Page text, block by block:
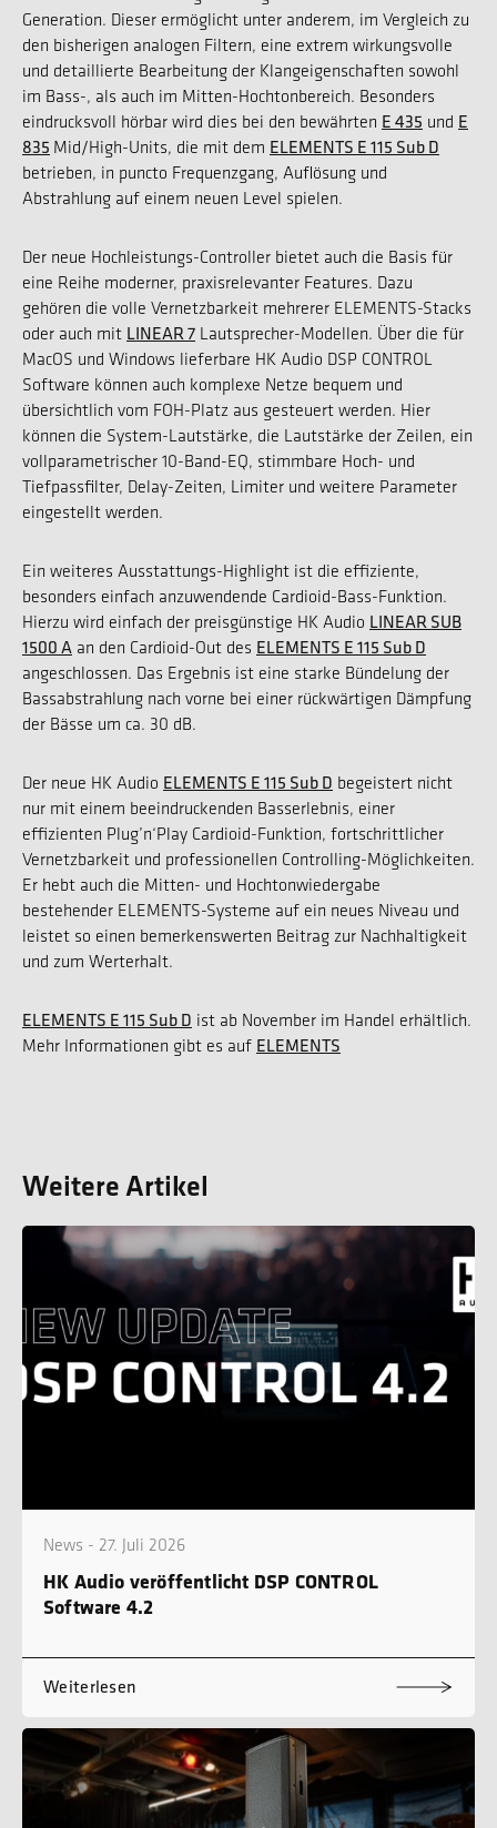
Generation. Dieser ermöglicht unter anderem, im Vergleich zu
den bisherigen analogen Filtern, eine extrem wirkungsvolle
und detaillierte Bearbeitung der Klangeigenschaften sowohl
im Bass-, als auch im Mitten-Hochtonbereich. Besonders
eindrucksvoll hörbar wird dies bei den bewährten E 435 und E
835 Mid/High-Units, die mit dem ELEMENTS E 115 Sub D
betrieben, in puncto Frequenzgang, Auflösung und
Abstrahlung auf einem neuen Level spielen.
Der neue Hochleistungs-Controller bietet auch die Basis für
eine Reihe moderner, praxisrelevanter Features. Dazu
gehören die volle Vernetzbarkeit mehrerer ELEMENTS-Stacks
oder auch mit LINEAR 7 Lautsprecher-Modellen. Über die für
MacOS und Windows lieferbare HK Audio DSP CONTROL
Software können auch komplexe Netze bequem und
übersichtlich vom FOH-Platz aus gesteuert werden. Hier
können die System-Lautstärke, die Lautstärke der Zeilen, ein
vollparametrischer 10-Band-EQ, stimmbare Hoch- und
Tiefpassfilter, Delay-Zeiten, Limiter und weitere Parameter
eingestellt werden.
Ein weiteres Ausstattungs-Highlight ist die effiziente,
besonders einfach anzuwendende Cardioid-Bass-Funktion.
Hierzu wird einfach der preisgünstige HK Audio LINEAR SUB
1500 A an den Cardioid-Out des ELEMENTS E 115 Sub D
angeschlossen. Das Ergebnis ist eine starke Bündelung der
Bassabstrahlung nach vorne bei einer rückwärtigen Dämpfung
der Bässe um ca. 30 dB.
Der neue HK Audio ELEMENTS E 115 Sub D begeistert nicht
nur mit einem beeindruckenden Basserlebnis, einer
effizienten Plug’n‘Play Cardioid-Funktion, fortschrittlicher
Vernetzbarkeit und professionellen Controlling-Möglichkeiten.
Er hebt auch die Mitten- und Hochtonwiedergabe
bestehender ELEMENTS-Systeme auf ein neues Niveau und
leistet so einen bemerkenswerten Beitrag zur Nachhaltigkeit
und zum Werterhalt.
ELEMENTS E 115 Sub D ist ab November im Handel erhältlich.
Mehr Informationen gibt es auf ELEMENTS
Weitere Artikel
News - 27. Juli 2026
HK Audio veröffentlicht DSP CONTROL
Software 4.2
Weiterlesen